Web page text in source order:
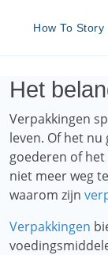
How To Story
Het
Verpakkingen
leven. Of het
goederen of
niet meer weg
waarom zijn
Verpakkingen